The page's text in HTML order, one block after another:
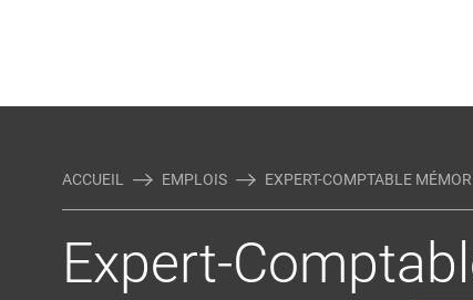
ACCUEIL EMPLOIS EXPERT-COMPTABLE
Expert-